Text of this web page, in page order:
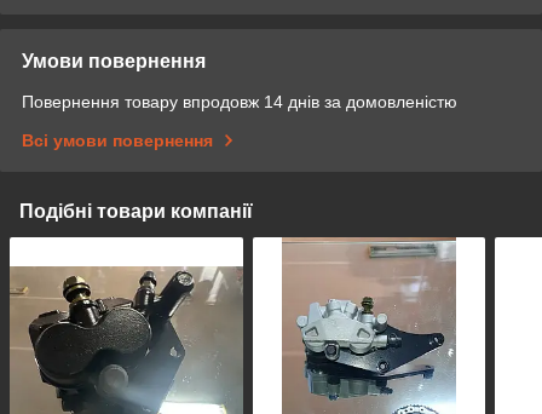
Умови повернення
Повернення товару впродовж 14 днів за домовленістю
Всі умови повернення
Подібні товари компанії